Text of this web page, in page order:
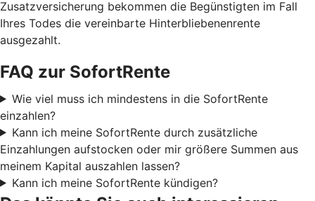
Zusatzversicherung bekommen die Begünstigten im Fall
Ihres Todes die vereinbarte Hinterbliebenenrente
ausgezahlt.
FAQ zur SofortRente
Wie viel muss ich mindestens in die SofortRente
einzahlen?
Kann ich meine SofortRente durch zusätzliche
Einzahlungen aufstocken oder mir größere Summen aus
meinem Kapital auszahlen lassen?
Kann ich meine SofortRente kündigen?